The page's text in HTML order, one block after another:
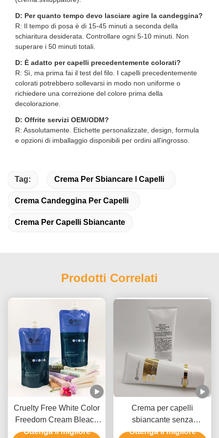
D: Per quanto tempo devo lasciare agire la candeggina?
R: Il tempo di posa è di 15-45 minuti a seconda della
schiaritura desiderata. Controllare ogni 5-10 minuti. Non
superare i 50 minuti totali.
D: È adatto per capelli precedentemente colorati?
R: Sì, ma prima fai il test del filo. I capelli precedentemente
colorati potrebbero sollevarsi in modo non uniforme o
richiedere una correzione del colore prima della
decolorazione.
D: Offrite servizi OEM/ODM?
R: Assolutamente. Etichette personalizzate, design, formula
e opzioni di imballaggio disponibili per ordini all'ingrosso.
Tag: Crema Per Sbiancare I Capelli
Crema Candeggina Per Capelli
Crema Per Capelli Sbiancante
Prodotti Correlati
Cruelty Free White Color
Freedom Cream Bleach
private label per tutti i tipi
Ottenga il migliore
Crema per capelli
sbiancante senza
parabeni, crema per
Ottenga il migliore